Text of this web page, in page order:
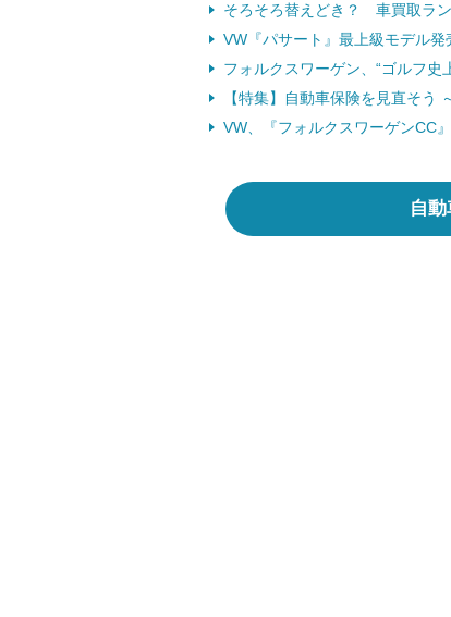
そろそろ替えどき？ 車買取ラ
VW『パサート』最上級モデル発
フォルクスワーゲン、“ゴルフ史
【特集】自動車保険を見直そう
VW、『フォルクスワーゲンCC
自